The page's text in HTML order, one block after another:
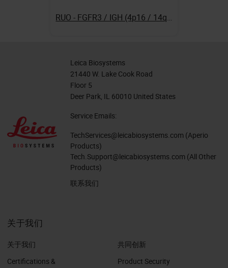
RUO - FGFR3 / IGH (4p16 / 14q32)
Leica Biosystems
21440 W. Lake Cook Road
Floor 5
Deer Park, IL 60010 United States
Service Emails:
TechServices@leicabiosystems.com (Aperio
Products)
Tech.Support@leicabiosystems.com (All Other
Products)
联系我们
关于我们
关于我们
Certifications &
共同创新
Product Security